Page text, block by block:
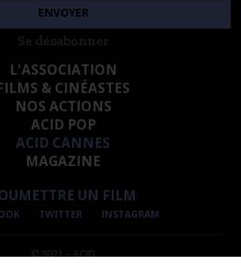
Se désabonner
L'ASSOCIATION
& CINÉASTES
NOS ACTIONS
ACID POP
ACID CANNES
MAGAZINE
UN FILM
TWITTER INSTAGRAM
© 2021 – ACID